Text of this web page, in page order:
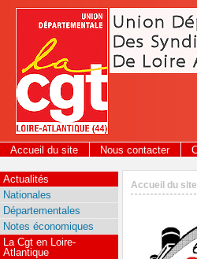
Panneau de gestion des cookies
Accueil du site Nous contacter
Accueil du site
Actualités
Nationales
Départementales
Notes économiques
La Cgt en Loire-
Atlantique